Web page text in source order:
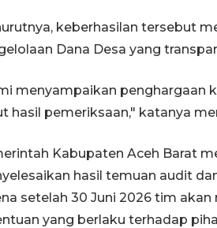
keberhasilan tersebut
Dana Desa yang
menyampaikan penghargaan
hasil pemeriksaan," katanya
Kabupaten Aceh Barat
hasil temuan audit
setelah 30 Juni 2026 tim
yang berlaku terhadap